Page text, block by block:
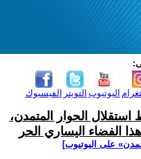
الفيسبوك التويتر اليوتيوب
استقلال الحوار المتمدن،
الفضاء اليساري الحر
على اليوتيوب]